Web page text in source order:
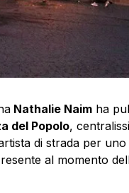
Nathalie Naimha
del Popolo,
di strada per
al momento